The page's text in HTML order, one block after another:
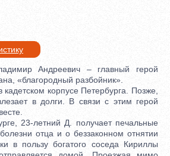
Андреевич – главный герой
«благородный разбойник».
корпусе Петербурга. Позже,
в долги. В связи с этим герой
23-летний Д. получает печальные
отца и о беззаконном отнятии
в пользу богатого соседа Кириллы